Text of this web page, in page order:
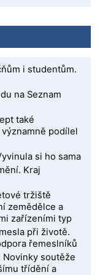
i studentům.
na Seznam
také
podílel
si ho sama
Kraj
tržiště
zemědělce a
zařízeními typ
při životě.
řemeslníků
Novinky soutěže
třídění a